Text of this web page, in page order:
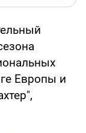
Европы и